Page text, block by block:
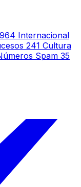
964 Internacional
241 Cultura
Spam 35